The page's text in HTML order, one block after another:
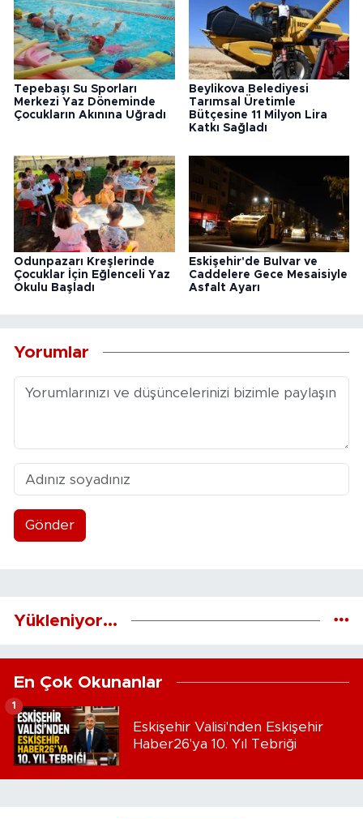
Tepebaşı Su Sporları
Merkezi Yaz Döneminde
Çocukların Akınına Uğradı
Beylikova Belediyesi
Tarımsal Üretimle
Bütçesine 11 Milyon Lira
Katkı Sağladı
Odunpazarı Kreşlerinde
Çocuklar İçin Eğlenceli Yaz
Okulu Başladı
Eskişehir'de Bulvar ve
Caddelere Gece Mesaisiyle
Asfalt Ayarı
Yorumlar
Gönder
Yükleniyor...
En Çok Okunanlar
Eskişehir Valisi'nden Eskişehir
Haber26'ya 10. Yıl Tebriği
1